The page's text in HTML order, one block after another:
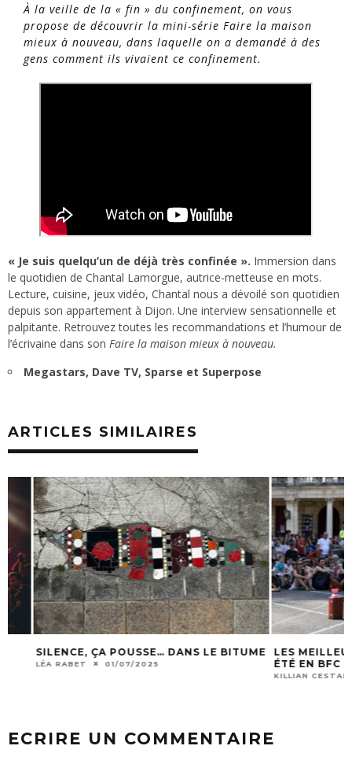
À la veille de la « fin » du confinement, on vous
propose de découvrir la mini-série Faire la maison
mieux à nouveau, dans laquelle on a demandé à des
gens comment ils vivaient ce confinement.
« Je suis quelqu’un de déjà très confinée ». Immersion dans
le quotidien de Chantal Lamorgue, autrice-metteuse en mots.
Lecture, cuisine, jeux vidéo, Chantal nous a dévoilé son quotidien
depuis son appartement à Dijon. Une interview sensationnelle et
palpitante. Retrouvez toutes les recommandations et l’humour de
l’écrivaine dans son Faire la maison mieux à nouveau.
Megastars, Dave TV, Sparse et Superpose
ARTICLES SIMILAIRES
SILENCE, ÇA POUSSE… DANS LE BITUME
LÉA RABET 01/07/2025
LES MEILLEURS
ÉTÉ EN BFC
KILLIAN CESTARI
ECRIRE UN COMMENTAIRE